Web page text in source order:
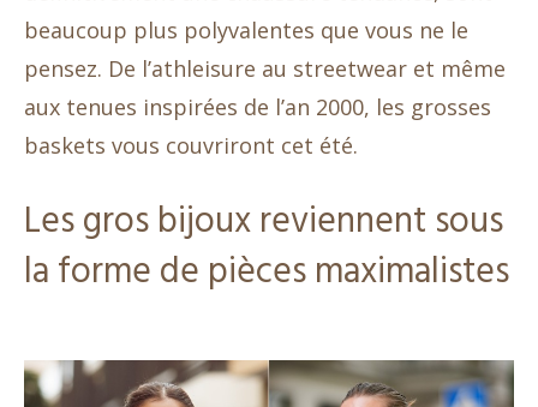
beaucoup plus polyvalentes que vous ne le
pensez. De l’athleisure au streetwear et même
aux tenues inspirées de l’an 2000, les grosses
baskets vous couvriront cet été.
Les gros bijoux reviennent sous
la forme de pièces maximalistes